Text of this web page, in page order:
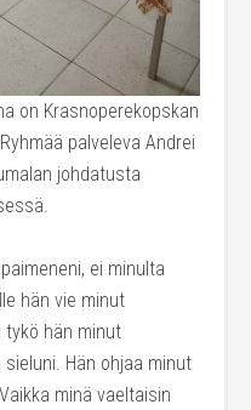
on Krasnoperekopskan
palveleva Andrei
johdatusta
ei minulta
hän vie minut
tykö hän minut
Hän ohjaa minut
minä vaeltaisin